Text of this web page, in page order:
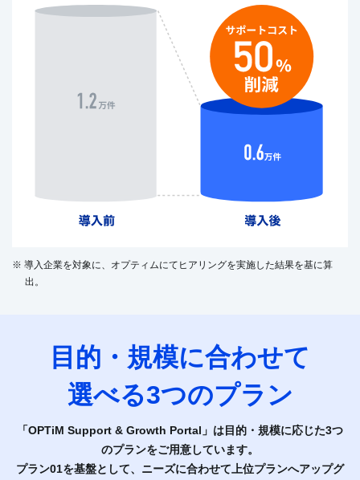
※ 導入企業を対象に、オプティムにてヒアリングを実施した結果を基に算
出。
目的・規模に合わせて
選べる3つのプラン
「OPTiM Support & Growth Portal」は目的・規模に応じた3つ
のプランをご用意しています。
プラン01を基盤として、ニーズに合わせて上位プランへアップグ